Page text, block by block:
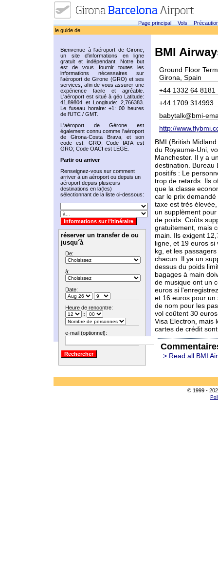
Page principal Vols
le guide de
Bienvenue à l'aéroport de Girone,
un site d'informations en ligne
gratuit et indépendant. Notre but
est de vous fournir toutes les
informations nécessaires sur
l'aéroport de Girone (GRO) et ses
services, afin de vous assurer une
expérience facile et agréable.
L'aéroport est situé à géo Latitude:
41,89804 et Longitude: 2,766383.
Le fuseau horaire: +1: 00 heures
de l'UTC / GMT.
L'aéroport de Gérone est
également connu comme l'aéroport
de Girona-Costa Brava, et son
code est: GRO; Code IATA est
GRO; Code OACI est LEGE.
Partir ou arriver
Renseignez-vous sur comment
arriver à un aéroport ou depuis un
aéroport depuis plusieurs
destinations en la(les)
sélectionnant de la liste ci-dessous:
réserver un transfer de ou
jusqu´à
De:
à:
Date:
Heure de rencontre:
:
e-mail (optionnel):
BMI
Ground Floor
Girona, Spain
+44 1332 64 8181
+44 1709 314993
babytalk@bmi-
http://
BMI (British
du Royaume-Uni,
Manchester. Il y a
destination. Bureau
positifs : Le
trop de retards. Ils
que la classe
car le prix
taxe est très
un supplèment
de poids. Coûts
gratuitement, mais
main. Ils exigent
ligne, et 19 euros
kg, et les
chacun. Il ya un
dessus du poids
bagages à main
de musique ont un
euros si
et 16 euros pour un
de nom pour les
vol coûtent 30
Visa Electron, mais
cartes de crédit
> Read all BMI
© 1999 -